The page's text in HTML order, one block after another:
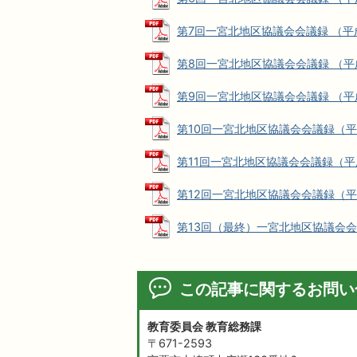
第7回一宮北地区協議会会議録 （
第8回一宮北地区協議会会議録 （
第9回一宮北地区協議会会議録 （
第10回一宮北地区協議会会議録（
第11回一宮北地区協議会会議録（
第12回一宮北地区協議会会議録（
第13回（最終）一宮北地区協議会
この記事に関するお問
教育委員会 教育総務課
〒671-2593